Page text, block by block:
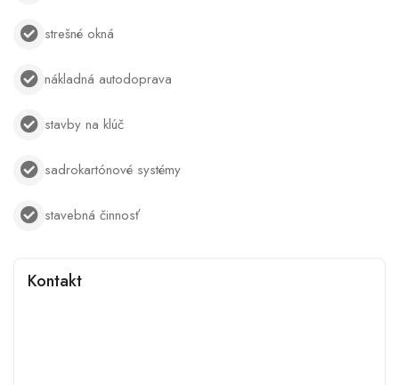
strešné okná
nákladná autodoprava
stavby na klúč
sadrokartónové systémy
stavebná činnosť
Kontakt